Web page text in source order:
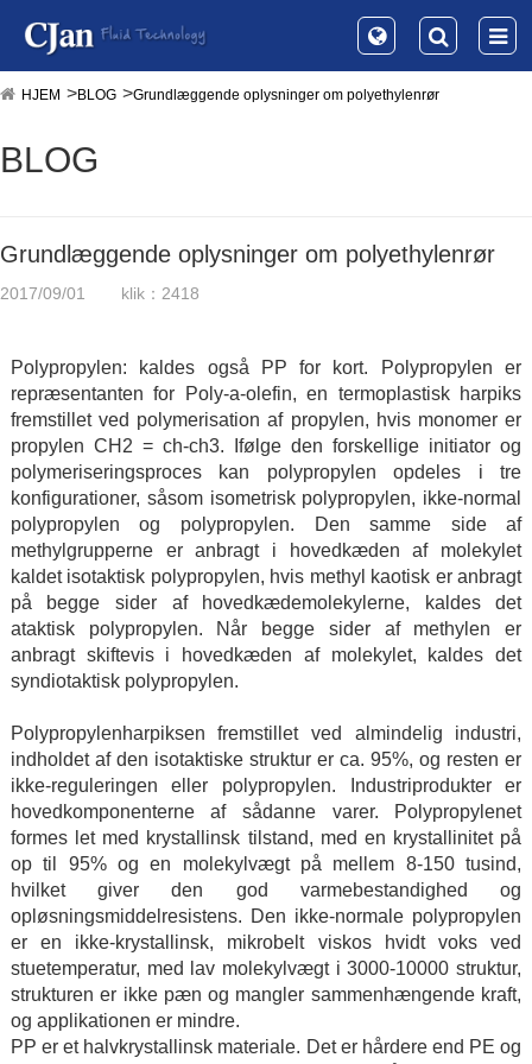
HJEM BLOG Grundlæggende oplysninger om polyethylenrør
BLOG
Grundlæggende oplysninger om polyethylenrør
2017/09/01 klik：2418
Polypropylen: kaldes også PP for kort. Polypropylen er
repræsentanten for Poly-a-olefin, en termoplastisk harpiks
fremstillet ved polymerisation af propylen, hvis monomer er
propylen CH2 = ch-ch3. Ifølge den forskellige initiator og
polymeriseringsproces kan polypropylen opdeles i tre
konfigurationer, såsom isometrisk polypropylen, ikke-normal
polypropylen og polypropylen. Den samme side af
methylgrupperne er anbragt i hovedkæden af ​​molekylet
kaldet isotaktisk polypropylen, hvis methyl kaotisk er anbragt
på begge sider af hovedkædemolekylerne, kaldes det
ataktisk polypropylen. Når begge sider af methylen er
anbragt skiftevis i hovedkæden af ​​molekylet, kaldes det
syndiotaktisk polypropylen.
Polypropylenharpiksen fremstillet ved almindelig industri,
indholdet af den isotaktiske struktur er ca. 95%, og resten er
ikke-reguleringen eller polypropylen. Industriprodukter er
hovedkomponenterne af sådanne varer. Polypropylenet
formes let med krystallinsk tilstand, med en krystallinitet på
op til 95% og en molekylvægt på mellem 8-150 tusind,
hvilket giver den god varmebestandighed og
opløsningsmiddelresistens. Den ikke-normale polypropylen
er en ikke-krystallinsk, mikrobelt viskos hvidt voks ved
stuetemperatur, med lav molekylvægt i 3000-10000 struktur,
strukturen er ikke pæn og mangler sammenhængende kraft,
og applikationen er mindre.
PP er et halvkrystallinsk materiale. Det er hårdere end PE og